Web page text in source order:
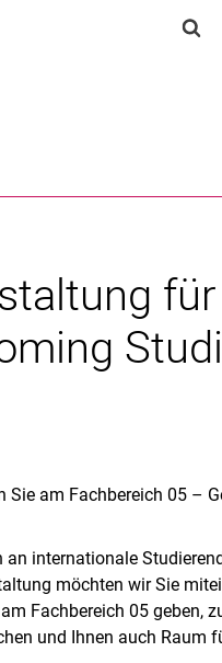
für
Sie am Fachbereich 05 –
internationale
möchten wir Sie
Fachbereich 05 geben,
und Ihnen auch Raum